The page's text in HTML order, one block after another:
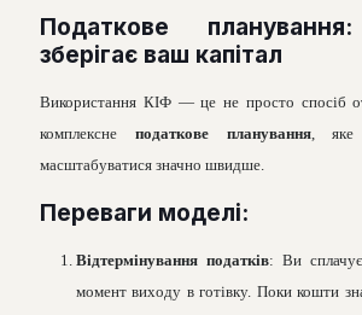
Податкове
зберігає ваш капітал
Використання КІФ — це не просто спосіб
комплексне податкове планування, яке
масштабуватися значно швидше.
Переваги моделі:
Відтермінування податків: Ви
момент виходу в готівку. Поки кошти